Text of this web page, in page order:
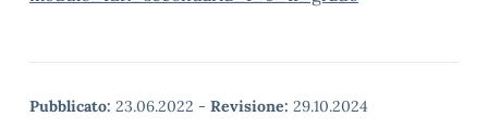
Pubblicato: 23.06.2022 - Revisione: 29.10.2024